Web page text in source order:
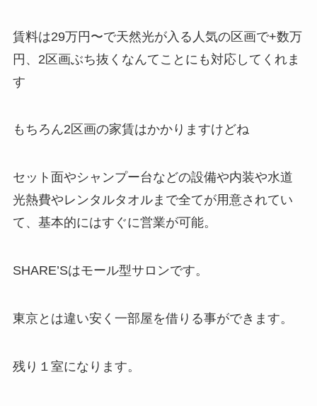
賃料は29万円〜で天然光が入る人気の区画で+数万
円、2区画ぶち抜くなんてことにも対応してくれま
す
もちろん2区画の家賃はかかりますけどね
セット面やシャンプー台などの設備や内装や水道
光熱費やレンタルタオルまで全てが用意されてい
て、基本的にはすぐに営業が可能。
SHARE’Sはモール型サロンです。
東京とは違い安く一部屋を借りる事ができます。
残り１室になります。